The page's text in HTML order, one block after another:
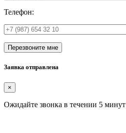
Телефон:
Перезвоните мне
Заявка отправлена
×
Ожидайте звонка в течении 5 минут